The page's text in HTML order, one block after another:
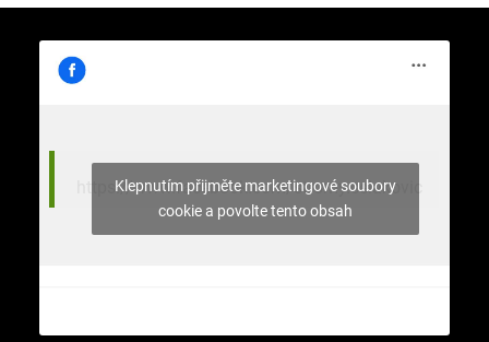
https://www.facebook.com/stromy.celakovic
Klepnutím přijměte marketingové soubory
cookie a povolte tento obsah